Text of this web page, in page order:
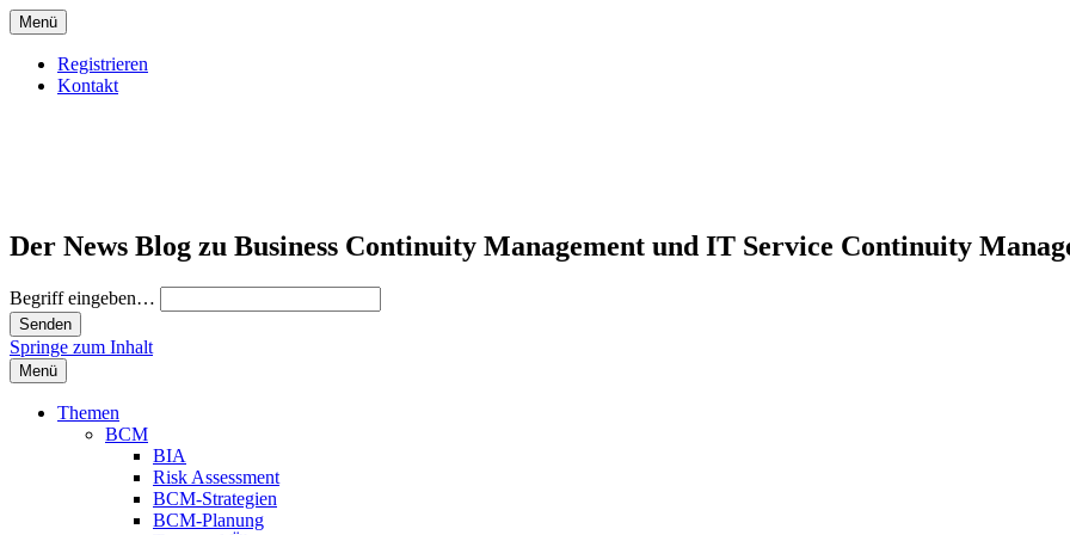
Menü
Registrieren
Kontakt
Der News Blog zu Business Continuity Management und IT Service Continuity
Begriff eingeben…
Springe zum Inhalt
Menü
Themen
BCM
BIA
Risk Assessment
BCM-Strategien
BCM-Planung